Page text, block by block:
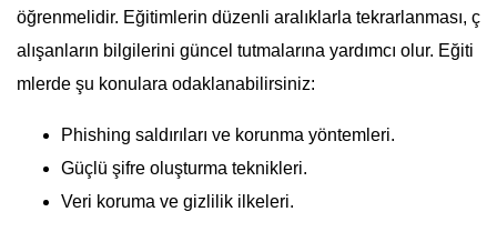
öğrenmelidir. Eğitimlerin düzenli aralıklarla tekrarlanması, ç
alışanların bilgilerini güncel tutmalarına yardımcı olur. Eğiti
mlerde şu konulara odaklanabilirsiniz:
Phishing saldırıları ve korunma yöntemleri.
Güçlü şifre oluşturma teknikleri.
Veri koruma ve gizlilik ilkeleri.